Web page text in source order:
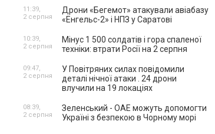
Дрони «Бегемот» атакували авіабазу
«Енгельс-2» і НПЗ у Саратові
11:39,
2 серпня
Мінус 1 500 солдатів і гора спаленої
техніки: втрати Росії на 2 серпня
10:39,
2 серпня
У Повітряних силах повідомили
деталі нічної атаки . 24 дрони
влучили на 19 локаціях
09:47,
2 серпня
Зеленський - ОАЕ можуть допомогти
Україні з безпекою в Чорному морі
08:39,
2 серпня